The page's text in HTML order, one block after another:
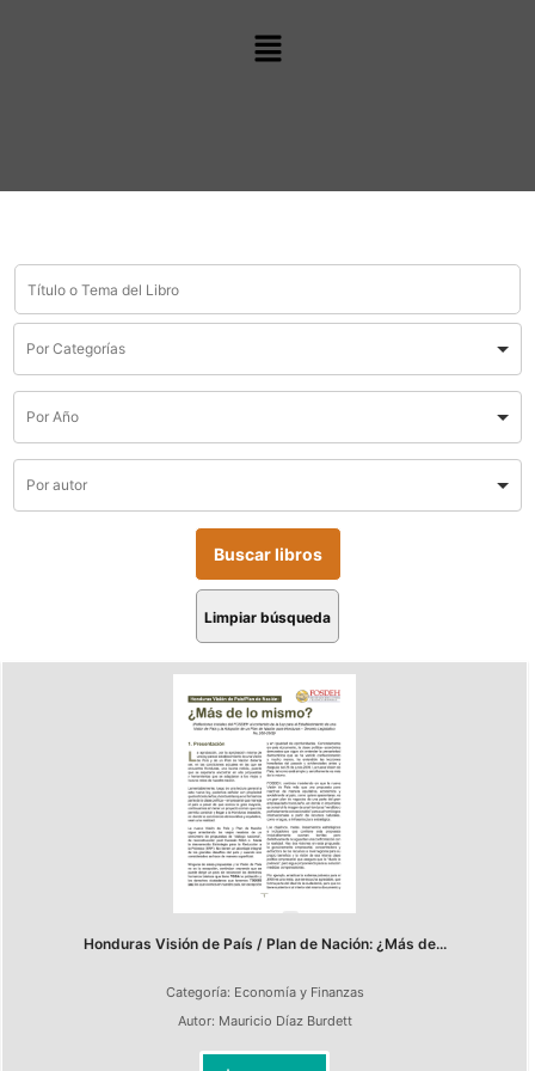
Limpiar búsqueda
Honduras Visión de País / Plan de Nación: ¿Más de...
Categoría: Economía y Finanzas
Autor: Mauricio Díaz Burdett